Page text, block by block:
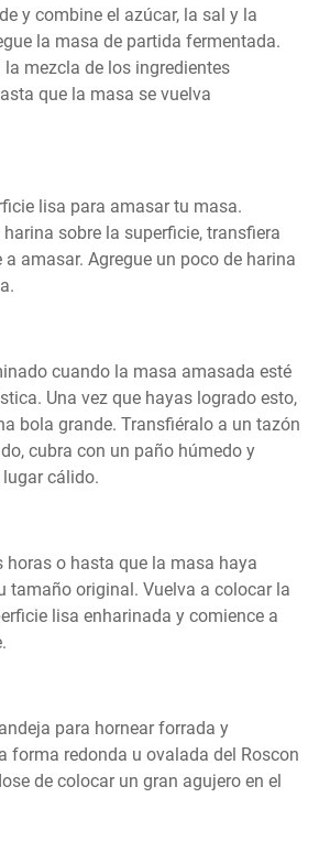
y combine el azúcar, la sal y la
la masa de partida fermentada.
la mezcla de los ingredientes
que la masa se vuelva
lisa para amasar tu masa.
sobre la superficie, transfiera
amasar. Agregue un poco de harina
cuando la masa amasada esté
Una vez que hayas logrado esto,
bola grande. Transfiéralo a un tazón
cubra con un paño húmedo y
cálido.
horas o hasta que la masa haya
tamaño original. Vuelva a colocar la
lisa enharinada y comience a
para hornear forrada y
forma redonda u ovalada del Roscon
de colocar un gran agujero en el